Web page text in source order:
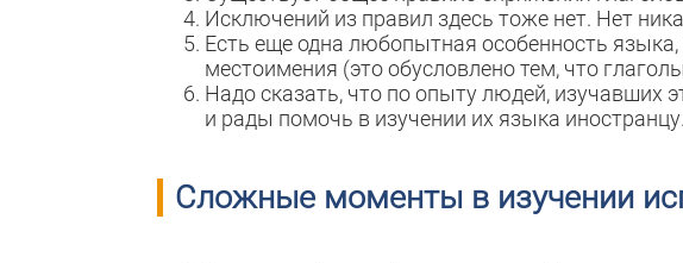
Исключений из правил здесь тоже нет. Нет
Есть еще одна любопытная особенность языка,
местоимения (это обусловлено тем, что
Надо сказать, что по опыту людей, изучавших
и рады помочь в изучении их языка
Сложные моменты в изучении